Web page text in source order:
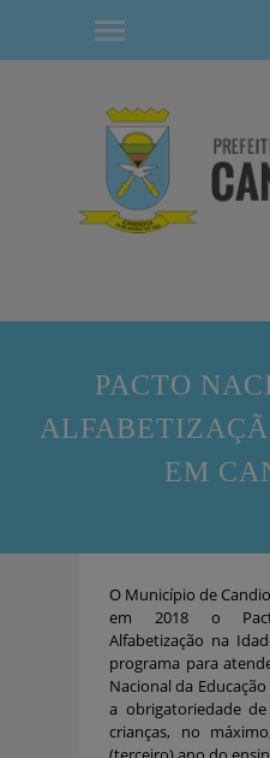
PACTO
EM
O Município de
em 2018 o
Alfabetização na
programa para
Nacional da
a obrigatoriedade
crianças, no